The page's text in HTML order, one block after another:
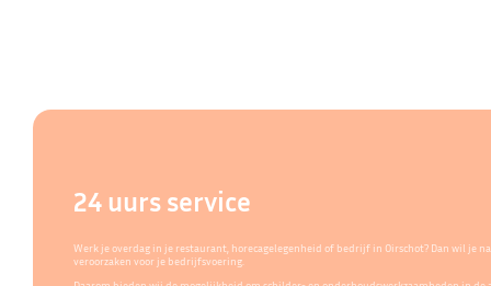
24 uurs service
Werk je overdag in je restaurant, horecagelegenheid of bedrijf in Oirschot? Dan wil je
veroorzaken voor je bedrijfsvoering.